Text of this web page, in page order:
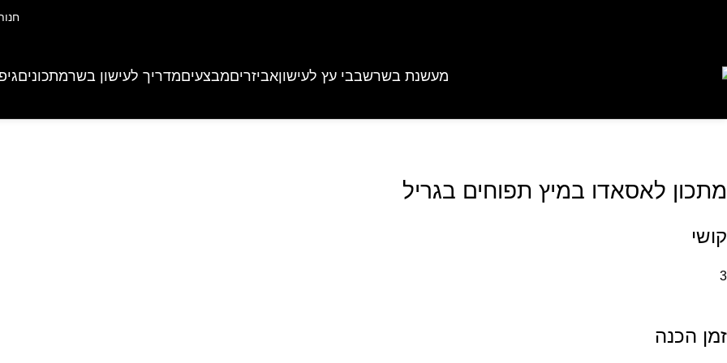
מעשנת בשרשבבי עץ לעישוןאביזריםמבצעיםמדריך לעישון בשרמתכונים
מתכון לאסאדו במיץ תפוחים בגריל
קושי
3
זמן הכנה